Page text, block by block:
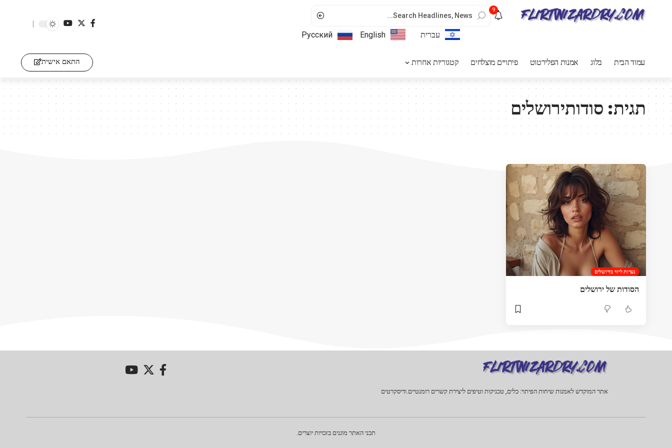
9
עברית English
Русский
עמוד הבית בלוג אמנות הפלירטוט פיתויים מוצלחים קטגוריות אחרות התאם אישית
תגית:סודותירושלים
נערות ליווי בירושלים
הסודות של ירושלים
אתר המוקדש לאמנות שיחות הפיתוי: כלים, טכניקות וטיפים ליצירת קשרים רומנטיים.ודיסקרטים
תכני האתר מוגנים בזכויות יוצרים.